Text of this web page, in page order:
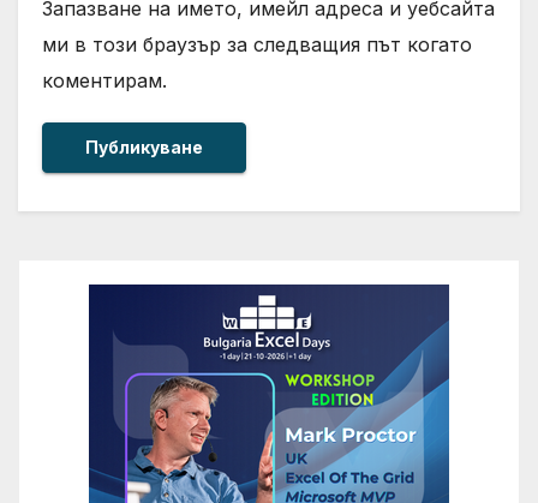
Запазване на името, имейл адреса и уебсайта
ми в този браузър за следващия път когато
коментирам.